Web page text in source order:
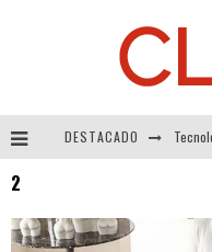
DESTACADO
2